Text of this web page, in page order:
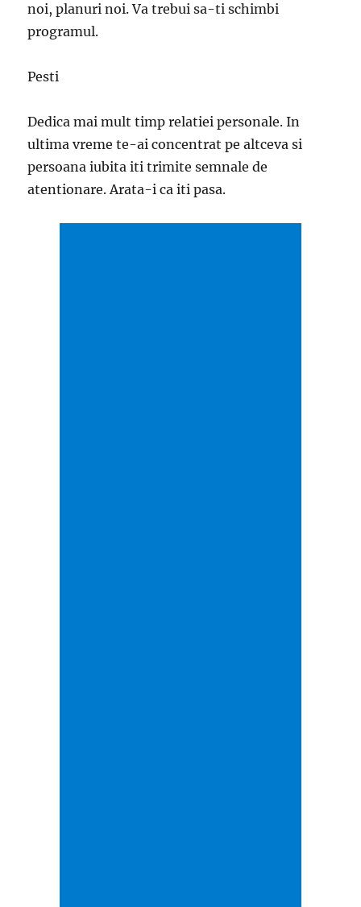
noi, planuri noi. Va trebui sa-ti schimbi
programul.
Pesti
Dedica mai mult timp relatiei personale. In
ultima vreme te-ai concentrat pe altceva si
persoana iubita iti trimite semnale de
atentionare. Arata-i ca iti pasa.